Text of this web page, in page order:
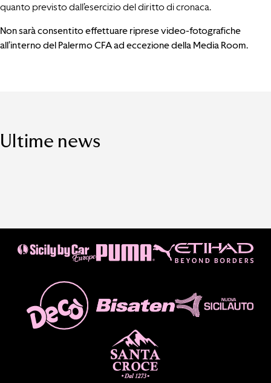
quanto previsto dall’esercizio del diritto di cronaca.
Non sarà consentito effettuare riprese video-fotografiche
all’interno del Palermo CFA ad eccezione della Media Room.
Ultime news